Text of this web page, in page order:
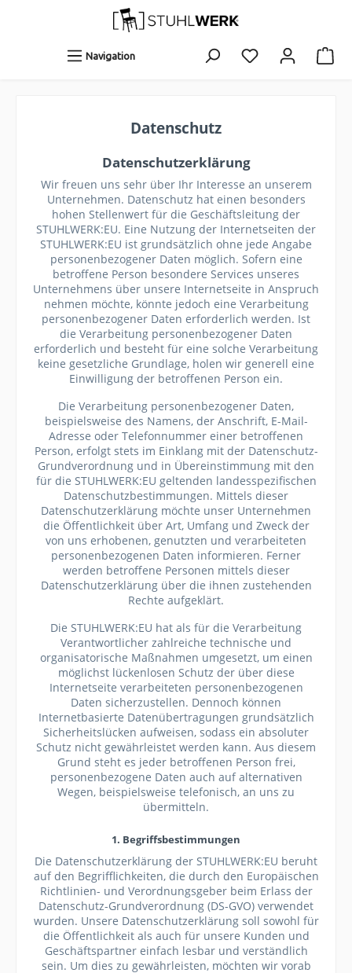
Navigation
Datenschutz
Datenschutzerklärung
Wir freuen uns sehr über Ihr Interesse an unserem
Unternehmen. Datenschutz hat einen besonders
hohen Stellenwert für die Geschäftsleitung der
STUHLWERK:EU. Eine Nutzung der Internetseiten der
STUHLWERK:EU ist grundsätzlich ohne jede Angabe
personenbezogener Daten möglich. Sofern eine
betroffene Person besondere Services unseres
Unternehmens über unsere Internetseite in Anspruch
nehmen möchte, könnte jedoch eine Verarbeitung
personenbezogener Daten erforderlich werden. Ist
die Verarbeitung personenbezogener Daten
erforderlich und besteht für eine solche Verarbeitung
keine gesetzliche Grundlage, holen wir generell eine
Einwilligung der betroffenen Person ein.
Die Verarbeitung personenbezogener Daten,
beispielsweise des Namens, der Anschrift, E-Mail-
Adresse oder Telefonnummer einer betroffenen
Person, erfolgt stets im Einklang mit der Datenschutz-
Grundverordnung und in Übereinstimmung mit den
für die STUHLWERK:EU geltenden landesspezifischen
Datenschutzbestimmungen. Mittels dieser
Datenschutzerklärung möchte unser Unternehmen
die Öffentlichkeit über Art, Umfang und Zweck der
von uns erhobenen, genutzten und verarbeiteten
personenbezogenen Daten informieren. Ferner
werden betroffene Personen mittels dieser
Datenschutzerklärung über die ihnen zustehenden
Rechte aufgeklärt.
Die STUHLWERK:EU hat als für die Verarbeitung
Verantwortlicher zahlreiche technische und
organisatorische Maßnahmen umgesetzt, um einen
möglichst lückenlosen Schutz der über diese
Internetseite verarbeiteten personenbezogenen
Daten sicherzustellen. Dennoch können
Internetbasierte Datenübertragungen grundsätzlich
Sicherheitslücken aufweisen, sodass ein absoluter
Schutz nicht gewährleistet werden kann. Aus diesem
Grund steht es jeder betroffenen Person frei,
personenbezogene Daten auch auf alternativen
Wegen, beispielsweise telefonisch, an uns zu
übermitteln.
1. Begriffsbestimmungen
Die Datenschutzerklärung der STUHLWERK:EU beruht
auf den Begrifflichkeiten, die durch den Europäischen
Richtlinien- und Verordnungsgeber beim Erlass der
Datenschutz-Grundverordnung (DS-GVO) verwendet
wurden. Unsere Datenschutzerklärung soll sowohl für
die Öffentlichkeit als auch für unsere Kunden und
Geschäftspartner einfach lesbar und verständlich
sein. Um dies zu gewährleisten, möchten wir vorab